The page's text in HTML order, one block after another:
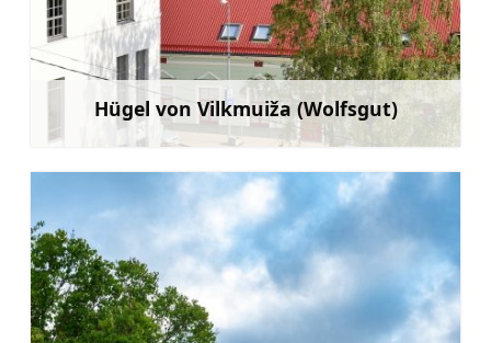
Hügel von Vilkmuiža (Wolfsgut)
Mehr